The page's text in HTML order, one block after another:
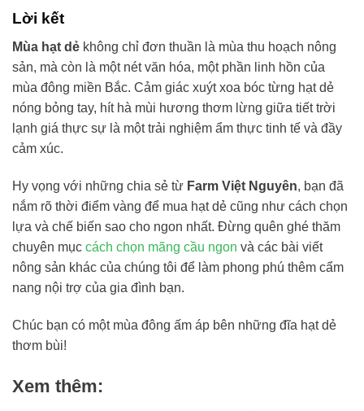
Lời kết
Mùa hạt dẻ không chỉ đơn thuần là mùa thu hoạch nông
sản, mà còn là một nét văn hóa, một phần linh hồn của
mùa đông miền Bắc. Cảm giác xuýt xoa bóc từng hạt dẻ
nóng bỏng tay, hít hà mùi hương thơm lừng giữa tiết trời
lạnh giá thực sự là một trải nghiệm ẩm thực tinh tế và đầy
cảm xúc.
Hy vọng với những chia sẻ từ Farm Việt Nguyên, bạn đã
nắm rõ thời điểm vàng để mua hạt dẻ cũng như cách chọn
lựa và chế biến sao cho ngon nhất. Đừng quên ghé thăm
chuyên mục cách chọn mãng cầu ngon và các bài viết
nông sản khác của chúng tôi để làm phong phú thêm cẩm
nang nội trợ của gia đình bạn.
Chúc bạn có một mùa đông ấm áp bên những đĩa hạt dẻ
thơm bùi!
Xem thêm: